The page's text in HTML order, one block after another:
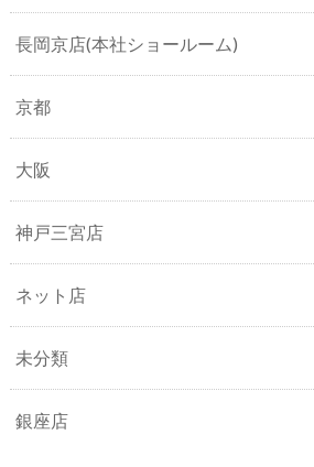
長岡京店(本社ショールーム)
京都
大阪
神戸三宮店
ネット店
未分類
銀座店